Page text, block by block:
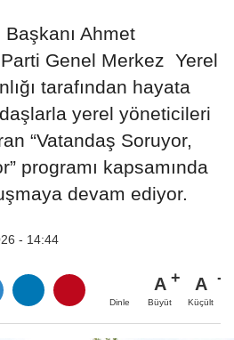
Ahmet
Parti Genel Merkez Yerel
tarafından hayata
yerel yöneticileri
“Vatandaş Soruyor,
programı kapsamında
devam ediyor.
- 14:44
Dinle
A
Büyüt
A
Küçült